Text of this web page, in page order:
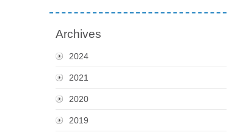
Archives
2024
2021
2020
2019